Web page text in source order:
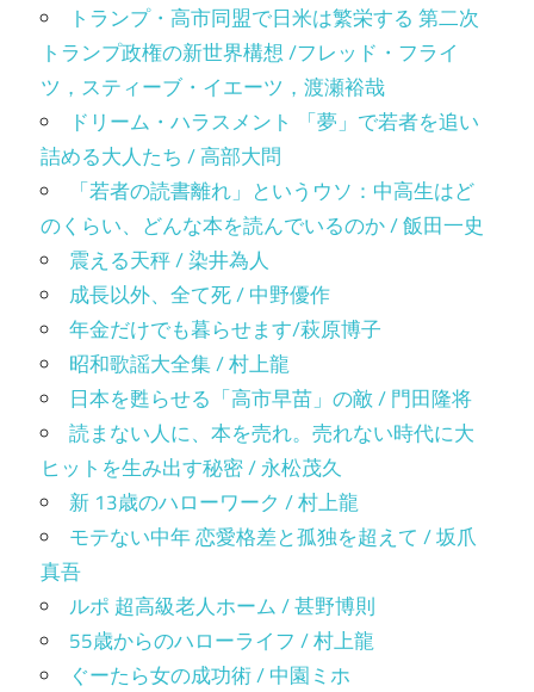
トランプ・高市同盟で日米は繁栄する 第二次
トランプ政権の新世界構想 /フレッド・フライ
ツ，スティーブ・イエーツ，渡瀬裕哉
ドリーム・ハラスメント 「夢」で若者を追い
詰める大人たち / 高部大問
「若者の読書離れ」というウソ：中高生はど
のくらい、どんな本を読んでいるのか / 飯田一史
震える天秤 / 染井為人
成長以外、全て死 / 中野優作
年金だけでも暮らせます/萩原博子
昭和歌謡大全集 / 村上龍
日本を甦らせる「高市早苗」の敵 / 門田隆将
読まない人に、本を売れ。売れない時代に大
ヒットを生み出す秘密 / 永松茂久
新 13歳のハローワーク / 村上龍
モテない中年 恋愛格差と孤独を超えて / 坂爪
真吾
ルポ 超高級老人ホーム / 甚野博則
55歳からのハローライフ / 村上龍
ぐーたら女の成功術 / 中園ミホ